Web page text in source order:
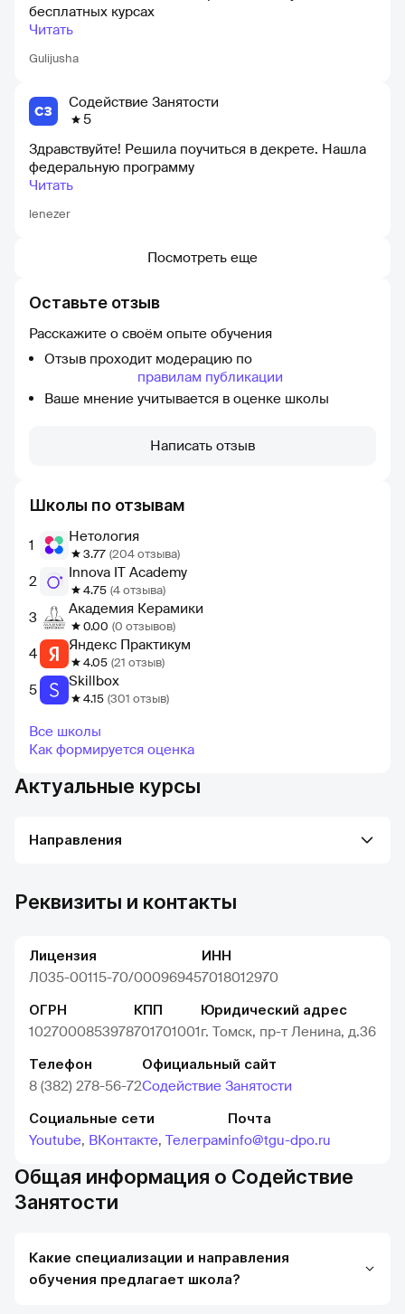
Оставьте отзыв
Расскажите о своём опыте обучения
Отзыв проходит модерацию по
правилам публикации
Ваше мнение учитывается в оценке школы
Написать отзыв
Школы по отзывам
1 Нетология
3.77 (204 отзыва)
2 Innova IT Academy
4.75 (4 отзыва)
3 Академия Керамики
0.00 (0 отзывов)
4 Яндекс Практикум
4.05 (21 отзыв)
5 Skillbox
4.15 (301 отзыв)
Все школы
Как формируется оценка
Gulijusha
бесплатных курсах
Читать
Содействие Занятости
5
lenezer
Здравствуйте! Решила поучиться в декрете. Нашла
федеральную программу
Читать
Посмотреть еще
Актуальные курсы
Направления
Реквизиты и контакты
Лицензия
Л035-00115-70/00096945
ИНН
7018012970
ОГРН
1027000853978
КПП
701701001
Юридический адрес
г. Томск, пр-т Ленина, д.36
Телефон
8 (382) 278-56-72
Официальный сайт
Содействие Занятости
Социальные сети
Youtube, ВКонтакте, Телеграм
Почта
info@tgu-dpo.ru
Общая информация о Содействие
Занятости
Какие специализации и направления
обучения предлагает школа?